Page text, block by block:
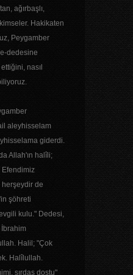
ağırbaşlı,
Hakikaten
Peygamber
dedesine
nasıl
aleyhisselam
giderdi.
Allah'ın halîli;
Efendimiz
de
şöhreti
kulu." Dedesi,
Halil; "Çok
Halîlullah.
sırdaş dostu"